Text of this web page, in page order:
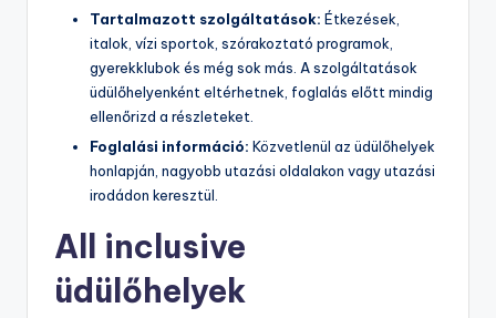
Tartalmazott szolgáltatások: Étkezések,
italok, vízi sportok, szórakoztató programok,
gyerekklubok és még sok más. A szolgáltatások
üdülőhelyenként eltérhetnek, foglalás előtt mindig
ellenőrizd a részleteket.
Foglalási információ: Közvetlenül az üdülőhelyek
honlapján, nagyobb utazási oldalakon vagy utazási
irodádon keresztül.
All inclusive
üdülőhelyek